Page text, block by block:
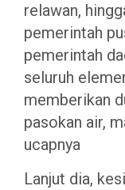
relawan,
pemerintah
pemerintah
seluruh
memberikan
pasokan air,
ucapnya
Lanjut dia,